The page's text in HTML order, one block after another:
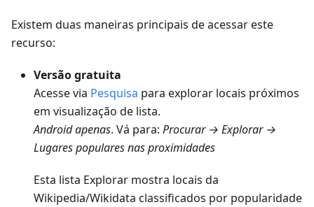
Existem duas maneiras principais de acessar este
recurso:
Versão gratuita
Acesse via Pesquisa para explorar locais próximos
em visualização de lista.
Androidapenas. Vá para: Procurar → Explorar →
Lugares populares nas proximidades
Esta lista Explorar mostra locais da
Wikipedia/Wikidata classificados por popularidade